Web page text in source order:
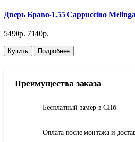
Дверь Браво-1.55 Cappuccino Melinga
5490р. 7140р.
Купить Подробнее
Преимущества заказа
Бесплатный замер в СПб
Оплата после монтажа и